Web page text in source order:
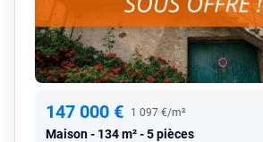
147 000 € 1 097 €/m²
Maison 134 m² - 5 pièces